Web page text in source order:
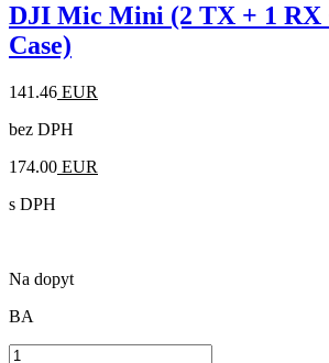
DJI Mic Mini (2 TX + 1 RX
Case)
141.46 EUR
bez DPH
174.00 EUR
s DPH
Na dopyt
BA